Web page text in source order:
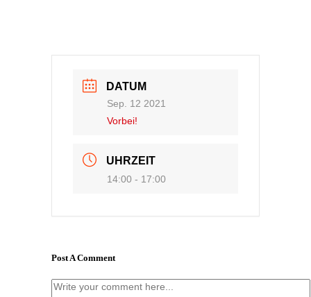
DATUM
Sep. 12 2021
Vorbei!
UHRZEIT
14:00 - 17:00
Post A Comment